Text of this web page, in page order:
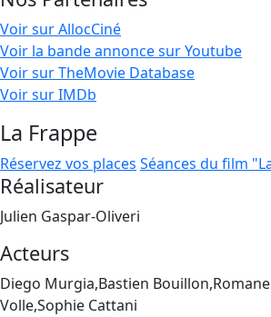
Voir sur AllocCiné
Voir la bande annonce sur Youtube
Voir sur TheMovie Database
Voir sur IMDb
La Frappe
Réservez vos places Séances du film
Réalisateur
Julien Gaspar-Oliveri
Acteurs
Diego Murgia,Bastien
Volle,Sophie Cattani